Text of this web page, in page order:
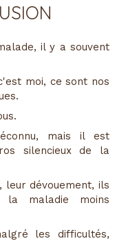
il y a souvent
moi, ce sont nos
mais il est
silencieux de la
leur dévouement, ils
maladie moins
les difficultés,